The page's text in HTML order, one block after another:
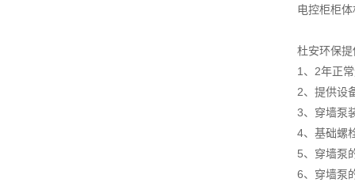
电控柜柜
杜安环保
1、2年正
2、提供设
3、穿墙泵
4、基础螺
5、穿墙泵
6、穿墙泵